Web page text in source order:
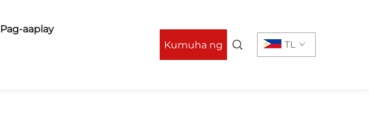
Pag-aaplay
Kumuha ng TL